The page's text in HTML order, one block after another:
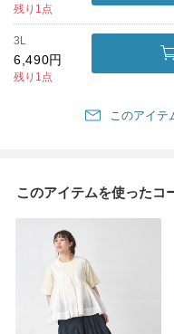
残り1点
3L
6,490円
残り1点
このアイテ
このアイテムを使ったコ